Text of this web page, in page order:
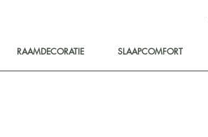
RAAMDECORATIE SLAAPCOMFORT